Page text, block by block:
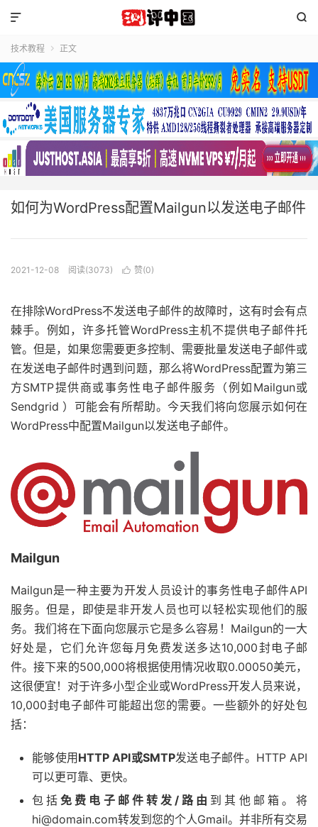


技术教程  正文
如何为WordPress配置Mailgun以发送电子邮件
2021-12-08 阅读(3073)  赞(0)
在排除WordPress不发送电子邮件的故障时，这有时会有点
棘手。例如，许多托管WordPress主机不提供电子邮件托
管。但是，如果您需要更多控制、需要批量发送电子邮件或
在发送电子邮件时遇到问题，那么将WordPress配置为第三
方SMTP提供商或事务性电子邮件服务（例如Mailgun或
Sendgrid ）可能会有所帮助。今天我们将向您展示如何在
WordPress中配置Mailgun以发送电子邮件。
Mailgun
Mailgun是一种主要为开发人员设计的事务性电子邮件API
服务。但是，即使是非开发人员也可以轻松实现他们的服
务。我们将在下面向您展示它是多么容易！Mailgun的一大
好处是，它们允许您每月免费发送多达10,000封电子邮
件。接下来的500,000将根据使用情况收取0.00050美元，
这很便宜！对于许多小型企业或WordPress开发人员来说，
10,000封电子邮件可能超出您的需要。一些额外的好处包
括：
能够使用HTTP API或SMTP发送电子邮件。HTTP API
可以更可靠、更快。
包括免费电子邮件转发/路由 到其他邮箱。将
hi@domain.com转发到您的个人Gmail。并非所有交易